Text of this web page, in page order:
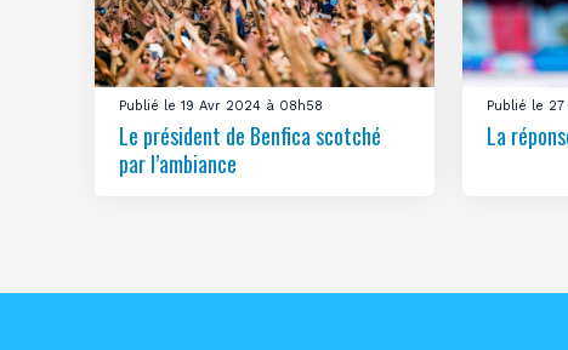
Publié le 19 Avr 2024 à 08h58
Le président de Benfica scotché
par l’ambiance
Publié le
La